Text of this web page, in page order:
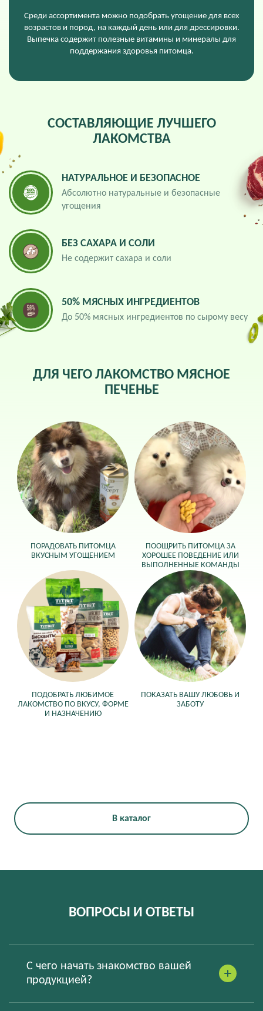
Среди ассортимента можно подобрать угощение для всех
возрастов и пород, на каждый день или для дрессировки.
Выпечка содержит полезные витамины и минералы для
поддержания здоровья питомца.
СОСТАВЛЯЮЩИЕ ЛУЧШЕГО
ЛАКОМСТВА
НАТУРАЛЬНOЕ И БЕЗОПАСНOЕ
Абсолютно натуральные и безопасные
угощения
БЕЗ САХАРА И СОЛИ
Не содержит сахара и соли
50% МЯСНЫХ ИНГРЕДИЕНТОВ
До 50% мясных ингредиентов по сырому весу
ДЛЯ ЧЕГО ЛАКОМСТВО МЯСНОЕ
ПЕЧЕНЬЕ
ПОРАДОВАТЬ ПИТОМЦА
ВКУСНЫМ УГОЩЕНИЕМ
ПООЩРИТЬ ПИТОМЦА ЗА
ХОРОШЕЕ ПОВЕДЕНИЕ ИЛИ
ВЫПОЛНЕННЫЕ КОМАНДЫ
ПОДОБРАТЬ ЛЮБИМОЕ
ЛАКОМСТВО ПО ВКУСУ, ФОРМЕ
И НАЗНАЧЕНИЮ
ПОКАЗАТЬ ВАШУ ЛЮБОВЬ И
ЗАБОТУ
В каталог
ВОПРОСЫ И ОТВЕТЫ
С чего начать знакомство вашей
продукцией?